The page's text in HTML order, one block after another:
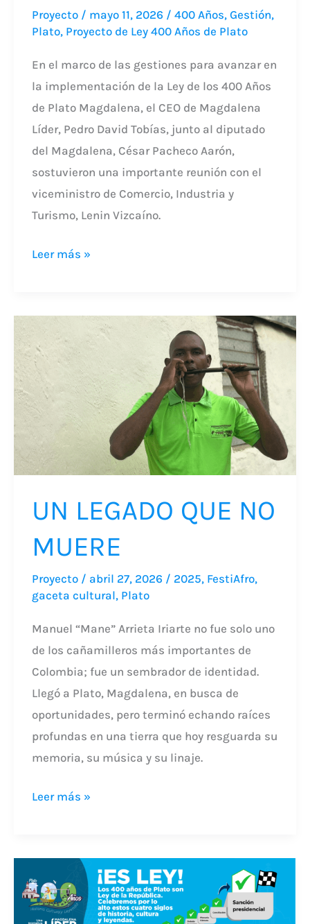
Proyecto/ mayo 11, 2026 / 400 Años, Gestión,
Plato, Proyecto de Ley 400 Años de Plato
En el marco de las gestiones para avanzar en
la implementación de la Ley de los 400 Años
de Plato Magdalena, el CEO de Magdalena
Líder, Pedro David Tobías, junto al diputado
del Magdalena, César Pacheco Aarón,
sostuvieron una importante reunión con el
viceministro de Comercio, Industria y
Turismo, Lenin Vizcaíno.
Leer más »
UN LEGADO QUE NO
MUERE
Proyecto/ abril 27, 2026 / 2025, FestiAfro,
gaceta cultural, Plato
Manuel “Mane” Arrieta Iriarte no fue solo uno
de los cañamilleros más importantes de
Colombia; fue un sembrador de identidad.
Llegó a Plato, Magdalena, en busca de
oportunidades, pero terminó echando raíces
profundas en una tierra que hoy resguarda su
memoria, su música y su linaje.
LEGADO
QUE
NO
MUERE
Leer más »
CONGRESO
APRUEBA